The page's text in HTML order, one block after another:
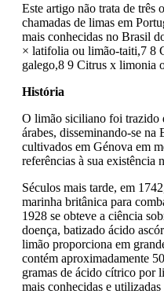
Este artigo não trata de três
chamadas de limas em
mais conhecidas no Brasil
× latifolia ou limão-taiti,7 8
galego,8 9 Citrus x limonia
História
O limão siciliano foi trazido
árabes, disseminando-se
cultivados em Génova em
referências à sua existência
Séculos mais tarde, em
marinha britânica para
1928 se obteve a ciência
doença, batizado ácido
limão proporciona em
contém aproximadamente
gramas de ácido cítrico por
mais conhecidas e